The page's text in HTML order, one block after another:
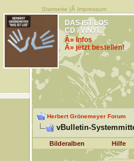
Startseite |Â Impressum
DAS IST LOS
CD / VINYL
Â» Infos
Â» jetzt bestellen!
Herbert Grönemeyer Forum
vBulletin-
Bilderalben Hilfe